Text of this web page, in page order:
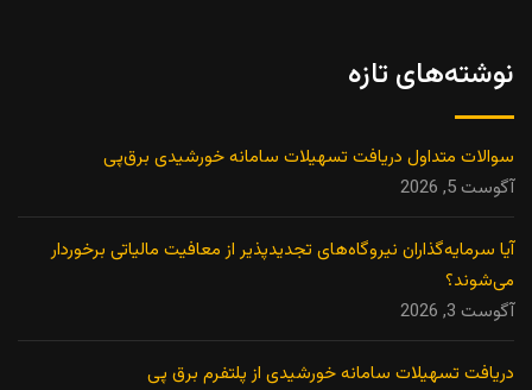
نوشته‌های تازه
سوالات متداول دریافت تسهیلات سامانه خورشیدی برق‌پی
آگوست 5, 2026
آیا سرمایه‌گذاران نیروگاه‌های تجدیدپذیر از معافیت مالیاتی برخوردار
می‌شوند؟
آگوست 3, 2026
دریافت تسهیلات سامانه خورشیدی از پلتفرم برق پی